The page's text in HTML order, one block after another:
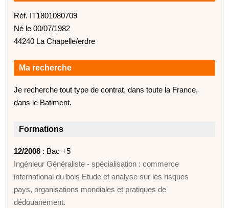
Réf. IT1801080709
Né le 00/07/1982
44240 La Chapelle/erdre
Ma recherche
Je recherche tout type de contrat, dans toute la France,
dans le Batiment.
Formations
12/2008 : Bac +5
Ingénieur Généraliste - spécialisation : commerce
international du bois Etude et analyse sur les risques
pays, organisations mondiales et pratiques de
dédouanement.